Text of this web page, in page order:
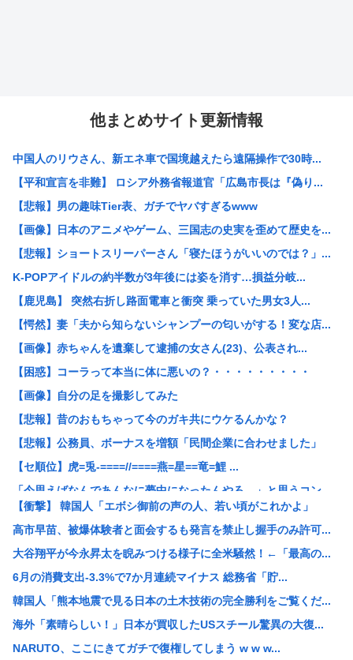
他まとめサイト更新情報
中国人のリウさん、新エネ車で国境越えたら遠隔操作で30時...
【平和宣言を非難】 ロシア外務省報道官「広島市長は『偽り...
【悲報】男の趣味Tier表、ガチでヤバすぎるwww
【画像】日本のアニメやゲーム、三国志の史実を歪めて歴史を...
【悲報】ショートスリーパーさん「寝たほうがいいのでは？」...
K-POPアイドルの約半数が3年後には姿を消す…損益分岐...
【鹿児島】 突然右折し路面電車と衝突 乗っていた男女3人...
【愕然】妻「夫から知らないシャンプーの匂いがする！変な店...
【画像】赤ちゃんを遺棄して逮捕の女さん(23)、公表され...
【困惑】コーラって本当に体に悪いの？・・・・・・・・・
【画像】自分の足を撮影してみた
【悲報】昔のおもちゃって今のガキ共にウケるんかな？
【悲報】公務員、ボーナスを増額「民間企業に合わせました」
【セ順位】虎=兎-====//====燕=星==竜=鯉 ...
「今思えばなんであんなに夢中になったんやろ…」と思うコン...
ワンピースの「世界に5種しかない飛行能力」ついに謎が判明...
【悲報】大阪で白昼堂々誘拐事件発生 www
国税 ギャンブル脱税パパ活etc..「こんなことでは国民...
【悲報】開示請求が届いた…
【九州名物】鶏刺し食べた医師、全身麻痺へ…「死んだほうが...
【悲報】思春期の娘に「キモッ」と言われたお父さん、グレる
京大病院、脳腫瘍摘出手術で誤って腫瘍の無い部位を摘出 脳...
【衝撃】 韓国人「エボシ御前の声の人、若い頃がこれかよ」
高市早苗、被爆体験者と面会するも発言を禁止し握手のみ許可...
大谷翔平が今永昇太を睨みつける様子に全米騒然！←「最高の...
6月の消費支出-3.3%で7か月連続マイナス 総務省「貯...
韓国人「熊本地震で見る日本の土木技術の完全勝利をご覧くだ...
海外「素晴らしい！」日本が買収したUSスチール驚異の大復...
NARUTO、ここにきてガチで復権してしまう w w w...